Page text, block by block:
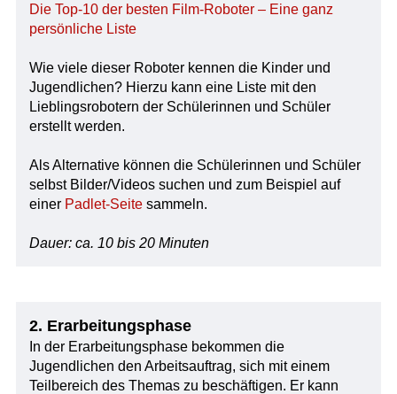
Die Top-10 der besten Film-Roboter – Eine ganz
persönliche Liste
Wie viele dieser Roboter kennen die Kinder und
Jugendlichen? Hierzu kann eine Liste mit den
Lieblingsrobotern der Schülerinnen und Schüler
erstellt werden.
Als Alternative können die Schülerinnen und Schüler
selbst Bilder/Videos suchen und zum Beispiel auf
einer Padlet-Seitesammeln.
Dauer: ca. 10 bis 20 Minuten
2. Erarbeitungsphase
In der Erarbeitungsphase bekommen die
Jugendlichen den Arbeitsauftrag, sich mit einem
Teilbereich des Themas zu beschäftigen. Er kann